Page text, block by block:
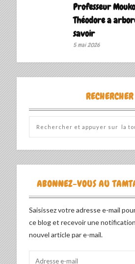
Professeur
Théodore a
savoir ‎
5 mai 2026
RECHERCHER
ABONNEZ-VOUS AU
Saisissez votre adresse e-mail
ce blog et recevoir une
nouvel article par e-mail.